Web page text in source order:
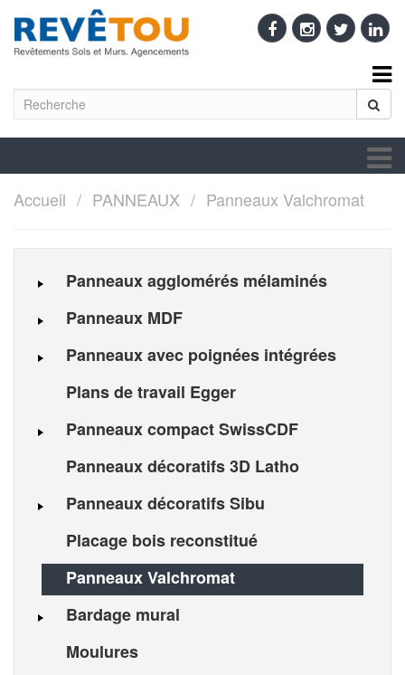
Accueil PANNEAUX Panneaux Valchromat
Panneaux agglomérés mélaminés
Panneaux MDF
Panneaux avec poignées intégrées
Plans de travail Egger
Panneaux compact SwissCDF
Panneaux décoratifs 3D Latho
Panneaux décoratifs Sibu
Placage bois reconstitué
Panneaux Valchromat
Bardage mural
Moulures